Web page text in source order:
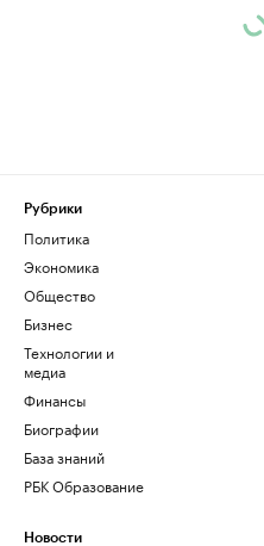
Рубрики
Политика
Экономика
Общество
Бизнес
Технологии и
медиа
Финансы
Биографии
База знаний
РБК Образование
Новости